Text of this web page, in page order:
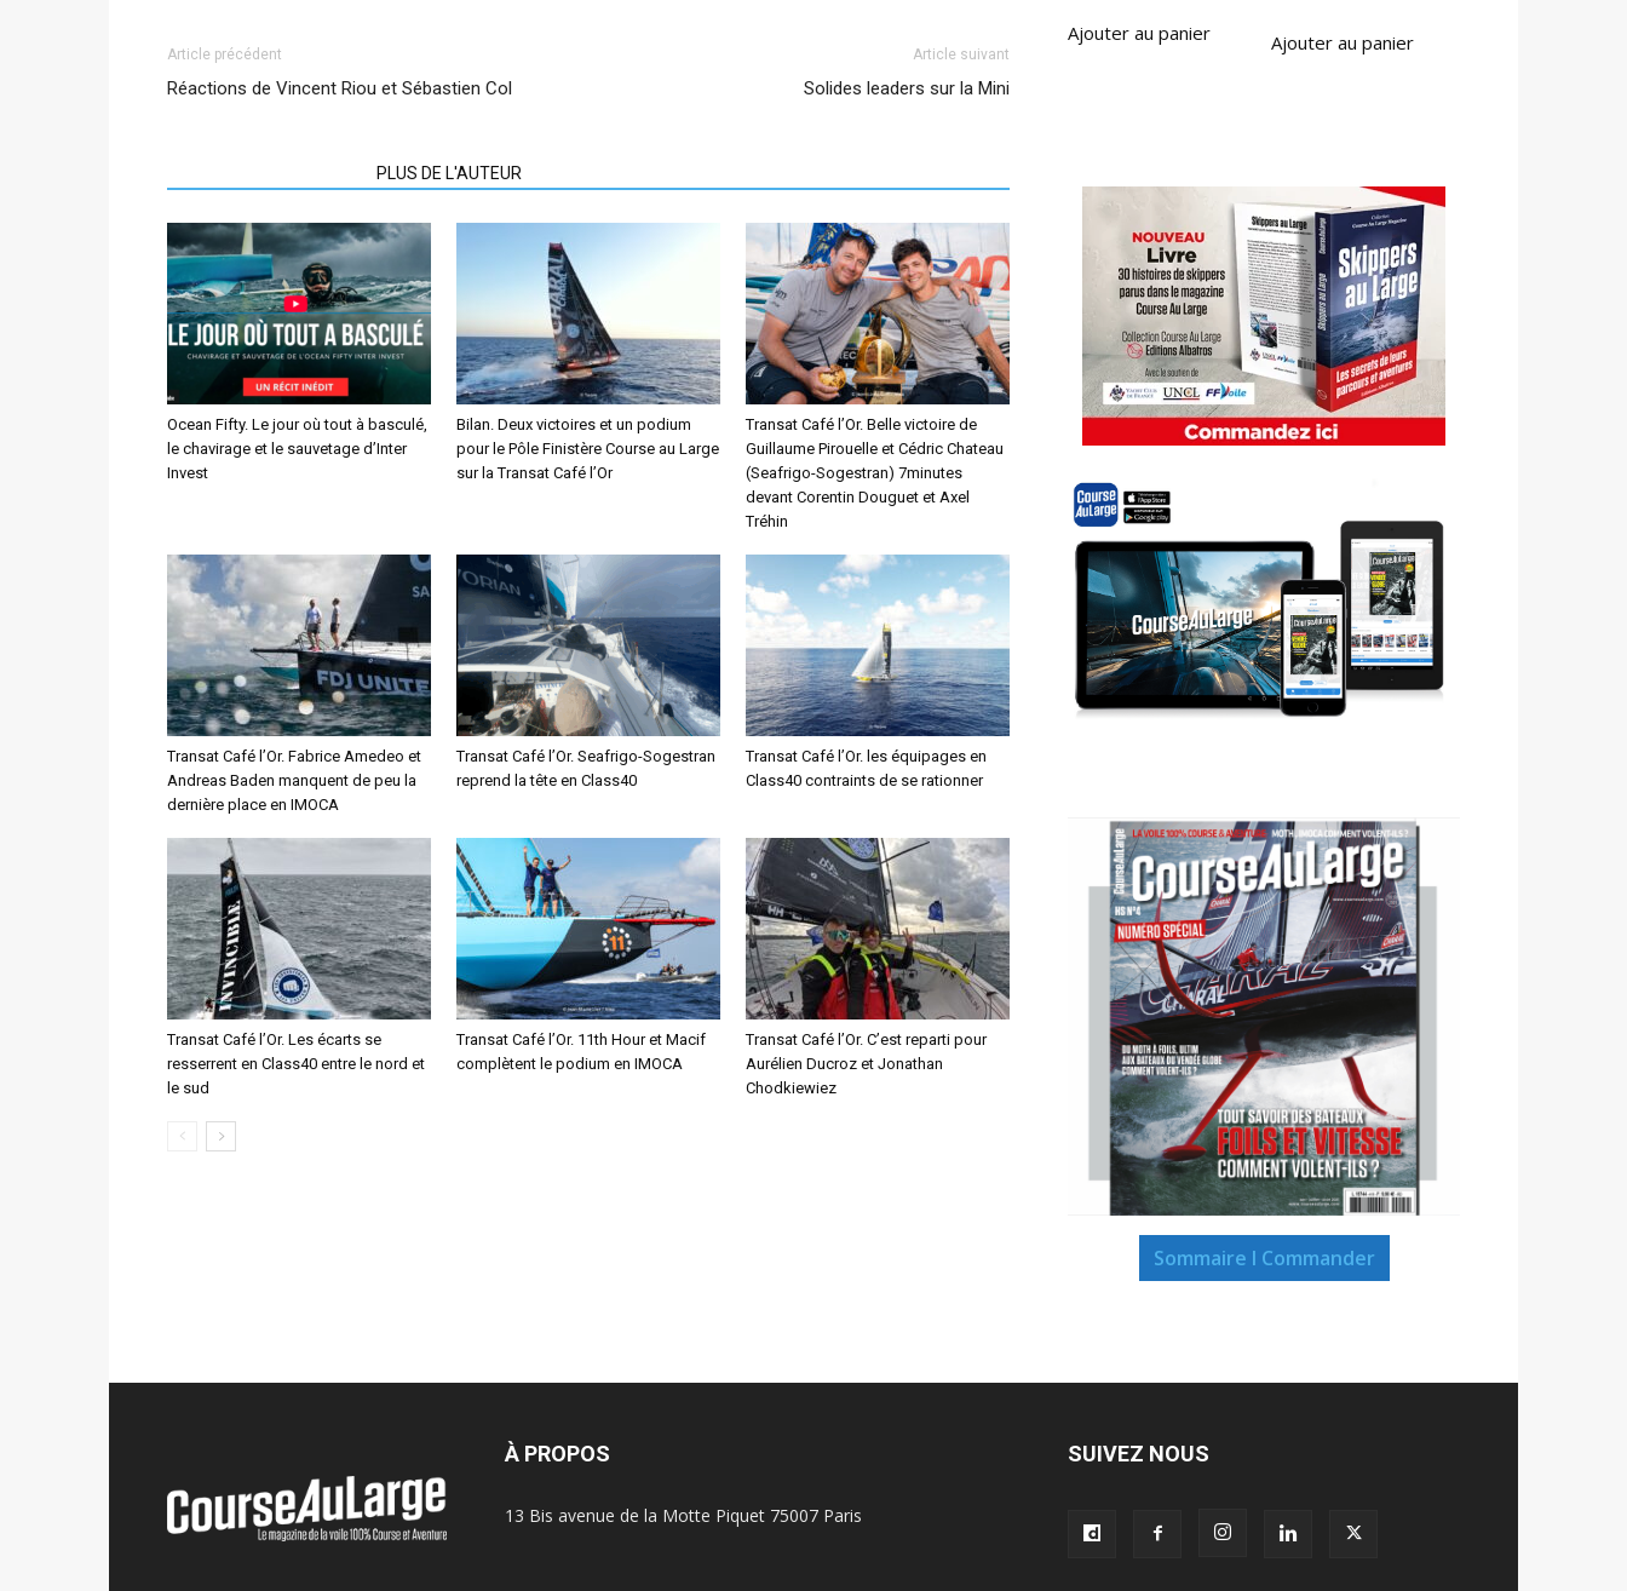
Article précédent
Réactions de Vincent Riou et Sébastien Col
Article suivant
Solides leaders sur la Mini
PLUS DE L'AUTEUR
Ocean Fifty. Le jour où tout à basculé,
le chavirage et le sauvetage d’Inter
Invest
Bilan. Deux victoires et un podium
pour le Pôle Finistère Course au Large
sur la Transat Café l’Or
Transat Café l’Or. Belle victoire de
Guillaume Pirouelle et Cédric Chateau
(Seafrigo-Sogestran) 7minutes
devant Corentin Douguet et Axel
Tréhin
Transat Café l’Or. Fabrice Amedeo et
Andreas Baden manquent de peu la
dernière place en IMOCA
Transat Café l’Or. Seafrigo-Sogestran
reprend la tête en Class40
Transat Café l’Or. les équipages en
Class40 contraints de se rationner
Transat Café l’Or. Les écarts se
resserrent en Class40 entre le nord et
le sud
Transat Café l’Or. 11th Hour et Macif
complètent le podium en IMOCA
Transat Café l’Or. C’est reparti pour
Aurélien Ducroz et Jonathan
Chodkiewiez
Ajouter au panier Ajouter au panier
Sommaire I Commander
À PROPOS
13 Bis avenue de la Motte Piquet 75007 Paris
SUIVEZ NOUS